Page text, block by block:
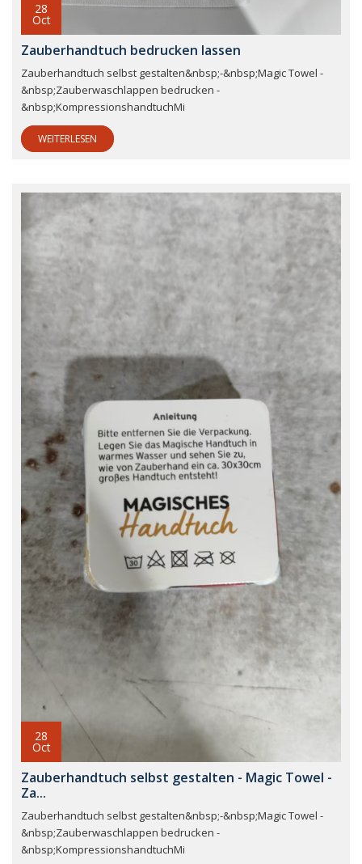
28
Oct
Zauberhandtuch bedrucken lassen
Zauberhandtuch selbst gestalten&nbsp;-&nbsp;Magic Towel -
&nbsp;Zauberwaschlappen bedrucken -
&nbsp;KompressionshandtuchMi
WEITERLESEN
28
Oct
Zauberhandtuch selbst gestalten - Magic Towel -
Za...
Zauberhandtuch selbst gestalten&nbsp;-&nbsp;Magic Towel -
&nbsp;Zauberwaschlappen bedrucken -
&nbsp;KompressionshandtuchMi